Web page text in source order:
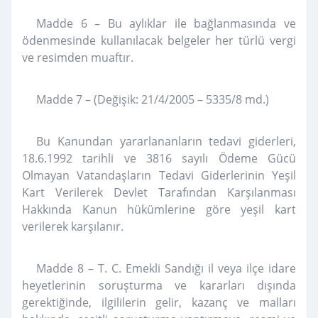
Madde 6 – Bu aylıklar ile bağlanmasında ve
ödenmesinde kullanılacak belgeler her türlü vergi
ve resimden muaftır.
Madde 7 – (Değişik: 21/4/2005 – 5335/8 md.)
Bu Kanundan yararlananların tedavi giderleri,
18.6.1992 tarihli ve 3816 sayılı Ödeme Gücü
Olmayan Vatandaşların Tedavi Giderlerinin Yeşil
Kart Verilerek Devlet Tarafından Karşılanması
Hakkında Kanun hükümlerine göre yeşil kart
verilerek karşılanır.
Madde 8 – T. C. Emekli Sandığı il veya ilçe idare
heyetlerinin soruşturma ve kararları dışında
gerektiğinde, ilgililerin gelir, kazanç ve malları